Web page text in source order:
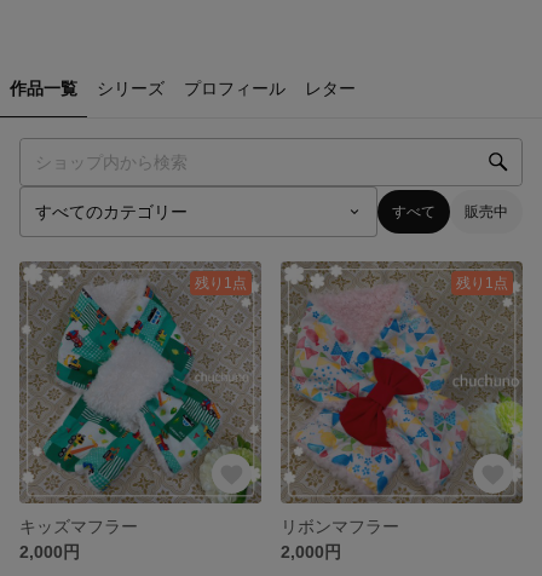
作品一覧 シリーズ プロフィール レター
すべて 販売中
残り1点
キッズマフラー
2,000円
残り1点
リボンマフラー
2,000円